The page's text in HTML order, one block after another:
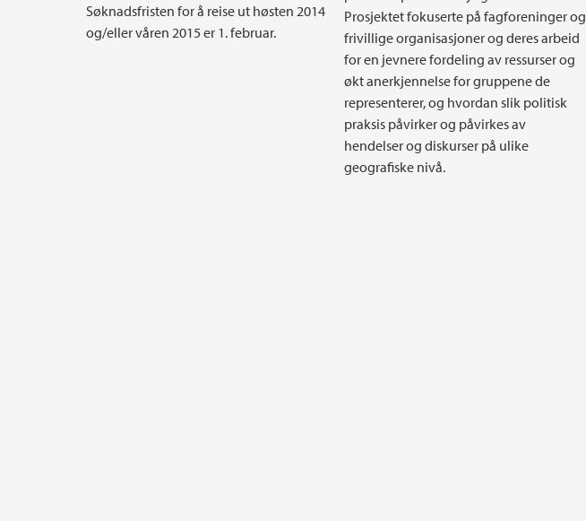
Søknadsfristen for å reise ut høsten 2014
og/eller våren 2015 er 1. februar.
Prosjektet fokuserte på fagforeninger og
frivillige organisasjoner og deres arbeid
for en jevnere fordeling av ressurser og
økt anerkjennelse for gruppene de
representerer, og hvordan slik politisk
praksis påvirker og påvirkes av
hendelser og diskurser på ulike
geografiske nivå.